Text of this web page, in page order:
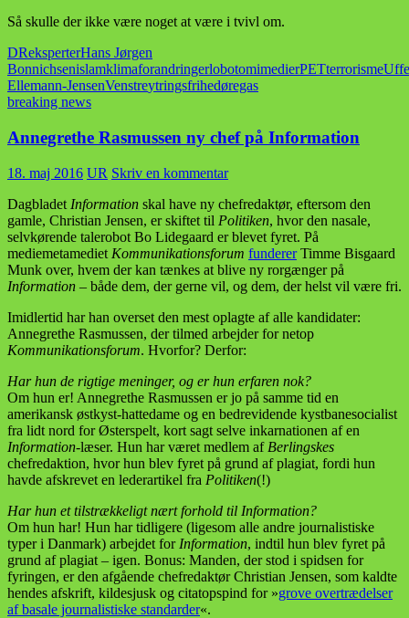
Så skulle der ikke være noget at være i tvivl om.
DReksperterHans Jørgen
BonnichsenislamklimaforandringerlobotomimedierPETterrorismeUffe
Ellemann-JensenVenstreytringsfrihedøregas
breaking news
Annegrethe Rasmussen ny chef på Information
18. maj 2016 UR Skriv en kommentar
Dagbladet Information skal have ny chefredaktør, eftersom den
gamle, Christian Jensen, er skiftet til Politiken, hvor den nasale,
selvkørende talerobot Bo Lidegaard er blevet fyret. På
mediemetamediet Kommunikationsforum fundererTimme Bisgaard
Munk over, hvem der kan tænkes at blive ny rorgænger på
Information – både dem, der gerne vil, og dem, der helst vil være fri.
Imidlertid har han overset den mest oplagte af alle kandidater:
Annegrethe Rasmussen, der tilmed arbejder for netop
Kommunikationsforum. Hvorfor? Derfor:
Har hun de rigtige meninger, og er hun erfaren nok?
Om hun er! Annegrethe Rasmussen er jo på samme tid en
amerikansk østkyst-hattedame og en bedrevidende kystbanesocialist
fra lidt nord for Østerspelt, kort sagt selve inkarnationen af en
Information-læser. Hun har været medlem af Berlingskes
chefredaktion, hvor hun blev fyret på grund af plagiat, fordi hun
havde afskrevet en lederartikel fra Politiken(!)
Har hun et tilstrækkeligt nært forhold til Information?
Om hun har! Hun har tidligere (ligesom alle andre journalistiske
typer i Danmark) arbejdet for Information, indtil hun blev fyret på
grund af plagiat – igen. Bonus: Manden, der stod i spidsen for
fyringen, er den afgående chefredaktør Christian Jensen, som kaldte
hendes afskrift, kildesjusk og citatopspind for »grove overtrædelser
af basale journalistiske standarder«.